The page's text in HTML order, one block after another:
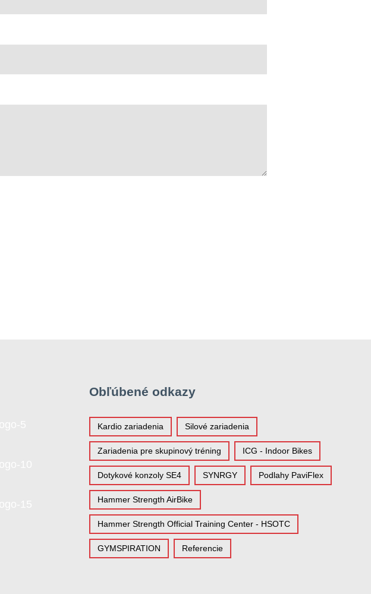
Obľúbené odkazy
Kardio zariadenia Silové zariadenia
Zariadenia pre skupinový tréning ICG - Indoor Bikes
Dotykové konzoly SE4 SYNRGY Podlahy PaviFlex
Hammer Strength AirBike
Hammer Strength Official Training Center - HSOTC
GYMSPIRATION Referencie